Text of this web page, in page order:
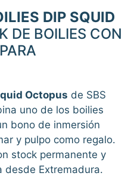
DIP SQUID
DE BOILIES CON
Octopus de SBS
uno de los boilies
bono de inmersión
y pulpo como regalo.
stock permanente y
desde Extremadura.